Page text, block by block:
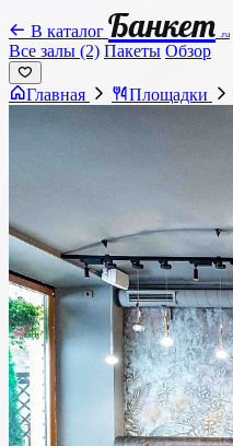
В каталог Банкет .ru
Все залы (2) Пакеты Обзор
Главная Площадки